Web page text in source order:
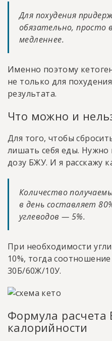
Для похудения
обязательно, просто
медленнее.
Именно поэтому
не только для
результата.
Что можно и
Для того, чтобы
лишать себя еды. Нужно
дозу БЖУ. И я расскажу
Количество
в день составляет
углеводов — 5%.
При необходимости
10%, тогда
30Б/60Ж/10У.
Формула расчета
калорийности